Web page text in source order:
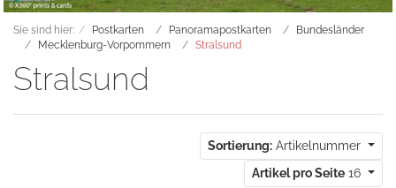
Sie sind hier: Postkarten Panoramapostkarten
Bundesländer
Mecklenburg-Vorpommern
Stralsund
Stralsund
Sortierung: Artikelnummer
Artikel pro Seite 16